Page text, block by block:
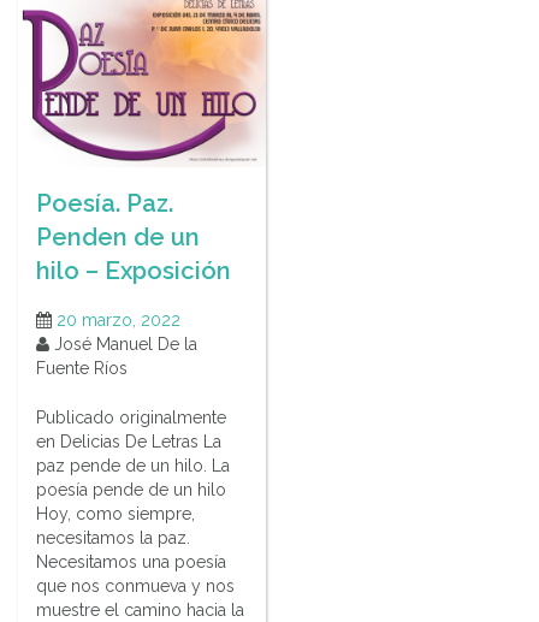
Poesía. Paz.
Penden de un
hilo – Exposición
20 marzo, 2022
José Manuel De la
Fuente Ríos
Publicado originalmente
en Delicias De Letras La
paz pende de un hilo. La
poesía pende de un hilo
Hoy, como siempre,
necesitamos la paz.
Necesitamos una poesía
que nos conmueva y nos
muestre el camino hacia la